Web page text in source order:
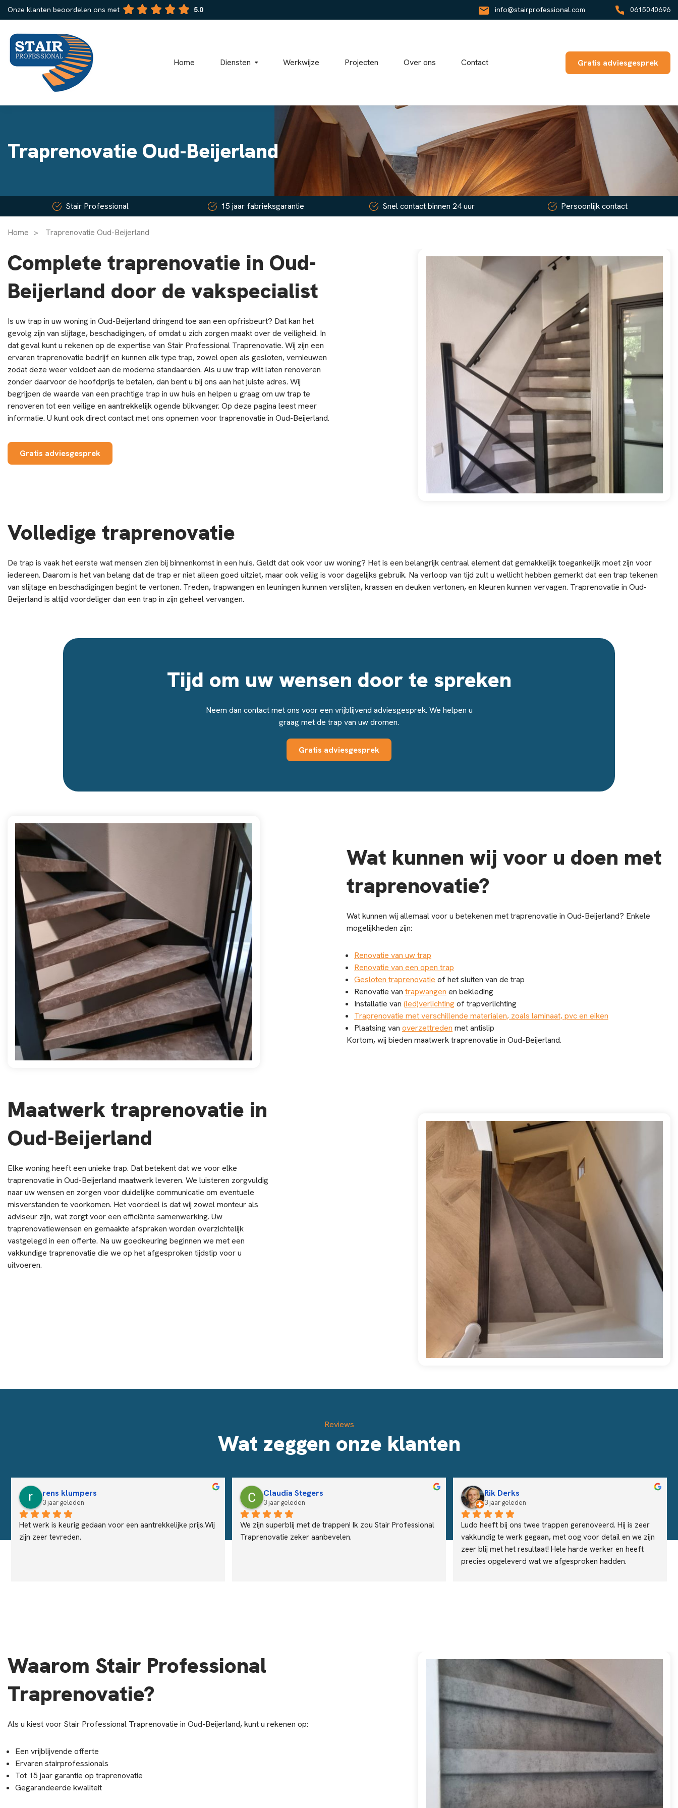
Onze klanten beoordelen ons met 5.0 info@stairprofessional.com 0615040696
Home Diensten Werkwijze Projecten Over ons Contact Gratis adviesgesprek
Traprenovatie Oud-Beijerland
Stair Professional 15 jaar fabrieksgarantie Snel contact binnen 24 uur Persoonlijk contact
Home > Traprenovatie Oud-Beijerland
Complete traprenovatie in Oud-
Beijerland door de vakspecialist
Is uw trap in uw woning in Oud-Beijerland dringend toe aan een opfrisbeurt? Dat kan het
gevolg zijn van slijtage, beschadigingen, of omdat u zich zorgen maakt over de veiligheid. In
dat geval kunt u rekenen op de expertise van Stair Professional Traprenovatie. Wij zijn een
ervaren traprenovatie bedrijf en kunnen elk type trap, zowel open als gesloten, vernieuwen
zodat deze weer voldoet aan de moderne standaarden. Als u uw trap wilt laten renoveren
zonder daarvoor de hoofdprijs te betalen, dan bent u bij ons aan het juiste adres. Wij
begrijpen de waarde van een prachtige trap in uw huis en helpen u graag om uw trap te
renoveren tot een veilige en aantrekkelijk ogende blikvanger. Op deze pagina leest meer
informatie. U kunt ook direct contact met ons opnemen voor traprenovatie in Oud-Beijerland.
Gratis adviesgesprek
Volledige traprenovatie
De trap is vaak het eerste wat mensen zien bij binnenkomst in een huis. Geldt dat ook voor uw woning? Het is een belangrijk centraal element dat gemakkelijk toegankelijk moet zijn voor
iedereen. Daarom is het van belang dat de trap er niet alleen goed uitziet, maar ook veilig is voor dagelijks gebruik. Na verloop van tijd zult u wellicht hebben gemerkt dat een trap tekenen
van slijtage en beschadigingen begint te vertonen. Treden, trapwangen en leuningen kunnen verslijten, krassen en deuken vertonen, en kleuren kunnen vervagen. Traprenovatie in Oud-
Beijerland is altijd voordeliger dan een trap in zijn geheel vervangen.
Tijd om uw wensen door te spreken
Neem dan contact met ons voor een vrijblijvend adviesgesprek. We helpen u
graag met de trap van uw dromen.
Gratis adviesgesprek
Wat kunnen wij voor u doen met
traprenovatie?
Wat kunnen wij allemaal voor u betekenen met traprenovatie in Oud-Beijerland? Enkele
mogelijkheden zijn:
Renovatie van uw trap
Renovatie van een open trap
Gesloten traprenovatie of het sluiten van de trap
Renovatie van trapwangen en bekleding
Installatie van (led)verlichtingof trapverlichting
Traprenovatie met verschillende materialen, zoals laminaat, pvc en eiken
Plaatsing van overzettreden met antislip
Kortom, wij bieden maatwerk traprenovatie in Oud-Beijerland.
Maatwerk traprenovatie in
Oud-Beijerland
Elke woning heeft een unieke trap. Dat betekent dat we voor elke
traprenovatie in Oud-Beijerland maatwerk leveren. We luisteren zorgvuldig
naar uw wensen en zorgen voor duidelijke communicatie om eventuele
misverstanden te voorkomen. Het voordeel is dat wij zowel monteur als
adviseur zijn, wat zorgt voor een efficiënte samenwerking. Uw
traprenovatiewensen en gemaakte afspraken worden overzichtelijk
vastgelegd in een offerte. Na uw goedkeuring beginnen we met een
vakkundige traprenovatie die we op het afgesproken tijdstip voor u
uitvoeren.
Reviews
Wat zeggen onze klanten
rens klumpers
3 jaar geleden
Het werk is keurig gedaan voor een aantrekkelijke prijs.Wij
zijn zeer tevreden.
Claudia Stegers
3 jaar geleden
We zijn superblij met de trappen! Ik zou Stair Professional
Traprenovatie zeker aanbevelen.
Rik Derks
3 jaar geleden
Ludo heeft bij ons twee trappen gerenoveerd. Hij is zeer
vakkundig te werk gegaan, met oog voor detail en we zijn
zeer blij met het resultaat! Hele harde werker en heeft
precies opgeleverd wat we afgesproken hadden.
Waarom Stair Professional
Traprenovatie?
Als u kiest voor Stair Professional Traprenovatie in Oud-Beijerland, kunt u rekenen op:
Een vrijblijvende offerte
Ervaren stairprofessionals
Tot 15 jaar garantie op traprenovatie
Gegarandeerde kwaliteit